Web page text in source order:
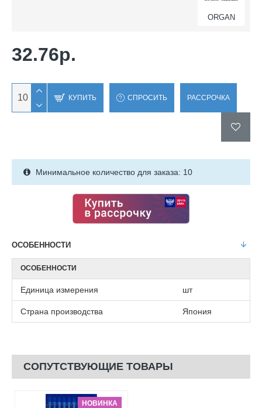
ORGAN
32.76р.
КУПИТЬ СПРОСИТЬ РАССРОЧКА
Минимальное количество для заказа: 10
ОСОБЕННОСТИ
ОСОБЕННОСТИ
Единица измерения шт
Страна производства Япония
СОПУТСТВУЮЩИЕ ТОВАРЫ
НОВИНКА